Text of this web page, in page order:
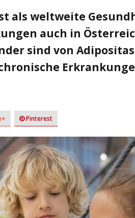
als weltweite
auch in
sind von
Pinterest